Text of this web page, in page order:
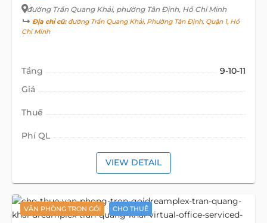
đường Trần Quang Khải, phường Tân Định, Hồ Chí Minh
Địa chỉ cũ:đường Trần Quang Khải, Phường Tân Định, Quận 1, Hồ
Chí Minh
Tầng
9-10-11
Giá
Thuế
Phí QL
VIEW DETAIL
VĂN PHÒNG TRỌN GÓI CHO THUÊ